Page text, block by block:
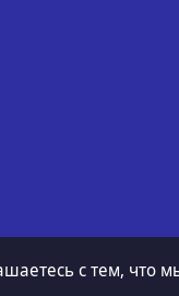
с тем, что